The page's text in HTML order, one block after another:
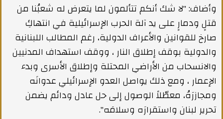
وأضاف: "لا شك أنكم تتألمون لما يتعرض له شعبُنا من
قتلٍ ودمارٍ على يد آلة الحرب الإسرائيلية في انتهاكِ
صارخ للقوانين والأعراف الدولية، رغم المطالب اللبنانية
والدولية بوقف إطلاق النار ، ووقف استهداف المدنيين
والانسحاب من الأراضي المحتلة وإطلاق الأسرى وبدء
الإعمار ، ومع ذلك يواصل العدو الإسرائيلي عدوانَه
ومجازرَهُ، معطّلاً الوصول إلى حل عادل ودائم يضمن
تحرير لبنان واستقرارَه وسلامَه".